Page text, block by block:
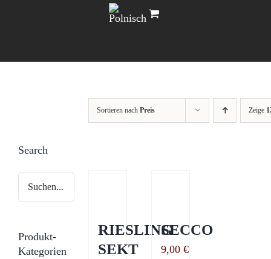
Sortieren nachPreis Zeige
RIESLING
SEKT
SECCO
9,00€
Search
Produkt-
Kategorien